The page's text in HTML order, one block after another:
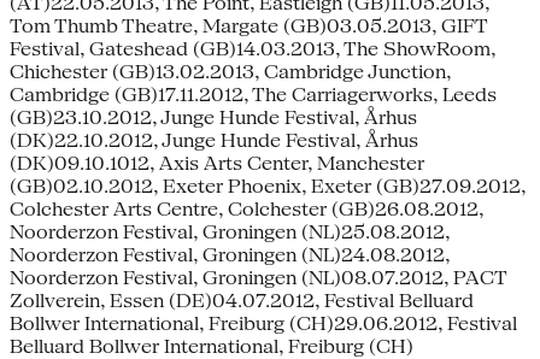
Tom Thumb Theatre, Margate (GB)03.05.2013, GIFT
Festival, Gateshead (GB)14.03.2013, The ShowRoom,
Chichester (GB)13.02.2013, Cambridge Junction,
Cambridge (GB)17.11.2012, The Carriagerworks, Leeds
(GB)23.10.2012, Junge Hunde Festival, Århus
(DK)22.10.2012, Junge Hunde Festival, Århus
(DK)09.10.1012, Axis Arts Center, Manchester
(GB)02.10.2012, Exeter Phoenix, Exeter (GB)27.09.2012,
Colchester Arts Centre, Colchester (GB)26.08.2012,
Noorderzon Festival, Groningen (NL)25.08.2012,
Noorderzon Festival, Groningen (NL)24.08.2012,
Noorderzon Festival, Groningen (NL)08.07.2012, PACT
Zollverein, Essen (DE)04.07.2012, Festival Belluard
Bollwer International, Freiburg (CH)29.06.2012, Festival
Belluard Bollwer International, Freiburg (CH)